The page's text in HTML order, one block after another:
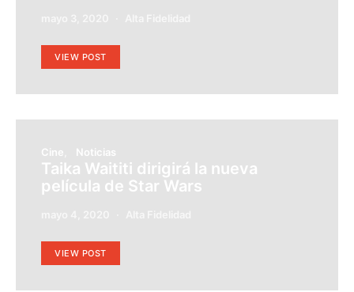
VIEW POST
Cine Noticias
Taika Waititi dirigirá la nueva
película de Star Wars
VIEW POST